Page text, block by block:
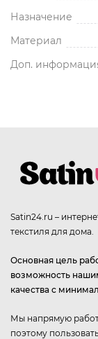
Назначение
Материал
Доп.
Satin24.ru –
текстиля для дома.
Основная цель
возможность
качества с
Мы напрямую
поэтому